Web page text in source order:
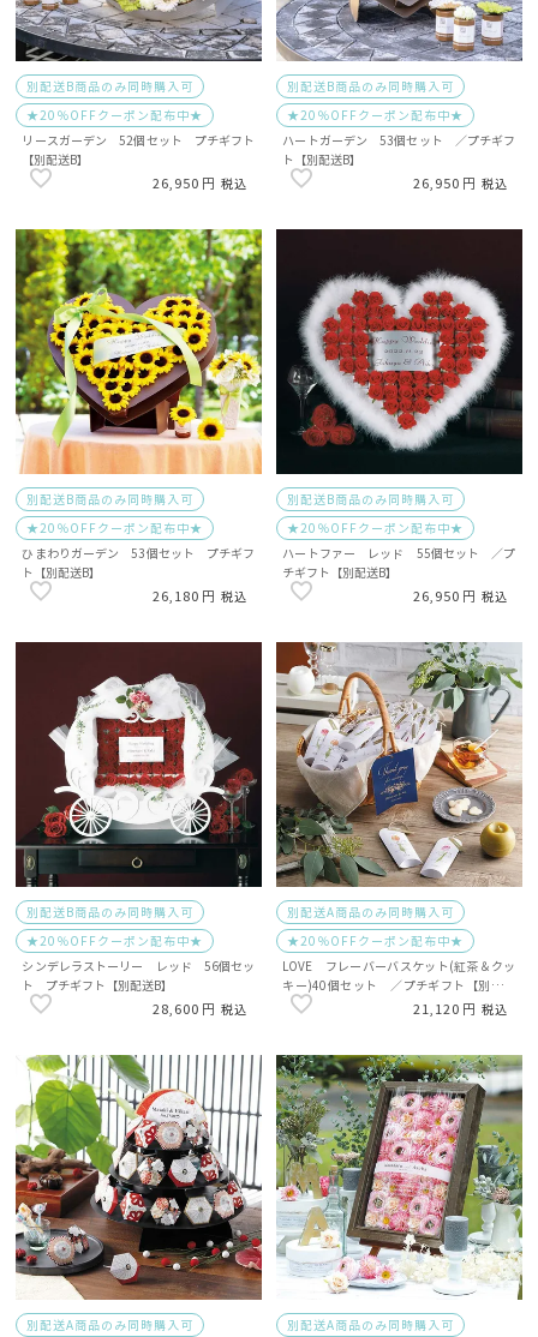
別配送B商品のみ同時購入可
★20％OFFクーポン配布中★
リースガーデン 52個セット プチギフト
【別配送B】
26,950 税込
別配送B商品のみ同時購入可
★20％OFFクーポン配布中★
ハートガーデン 53個セット ／プチギフ
ト【別配送B】
26,950 税込
別配送B商品のみ同時購入可
★20％OFFクーポン配布中★
ひまわりガーデン 53個セット プチギフ
ト【別配送B】
26,180 税込
別配送B商品のみ同時購入可
★20％OFFクーポン配布中★
ハートファー レッド 55個セット ／プ
チギフト【別配送B】
26,950 税込
別配送B商品のみ同時購入可
★20％OFFクーポン配布中★
シンデレラストーリー レッド 56個セッ
ト プチギフト【別配送B】
28,600 税込
別配送A商品のみ同時購入可
★20％OFFクーポン配布中★
LOVE フレーバーバスケット(紅茶＆クッ
キー)40個セット ／プチギフト【別配送
A】
21,120 税込
別配送A商品のみ同時購入可 別配送A商品のみ同時購入可